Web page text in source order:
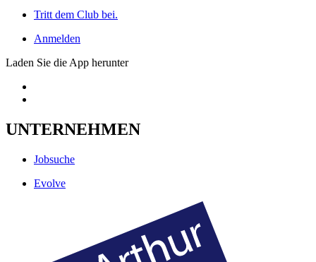
Tritt dem Club bei.
Anmelden
Laden Sie die App herunter
UNTERNEHMEN
Jobsuche
Evolve